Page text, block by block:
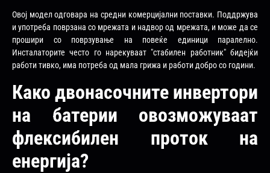
Овој модел одговара на средни комерцијални поставки. Поддржува
и употреба поврзана со мрежата и надвор од мрежата, и може да се
прошири со поврзување на повеќе единици паралелно.
Инсталаторите често го нарекуваат "стабилен работник" бидејќи
работи тивко, има потреба од мала грижа и работи добро со години.
Како двонасочните инвертори
на батерии овозможуваат
флексибилен проток на
енергија?